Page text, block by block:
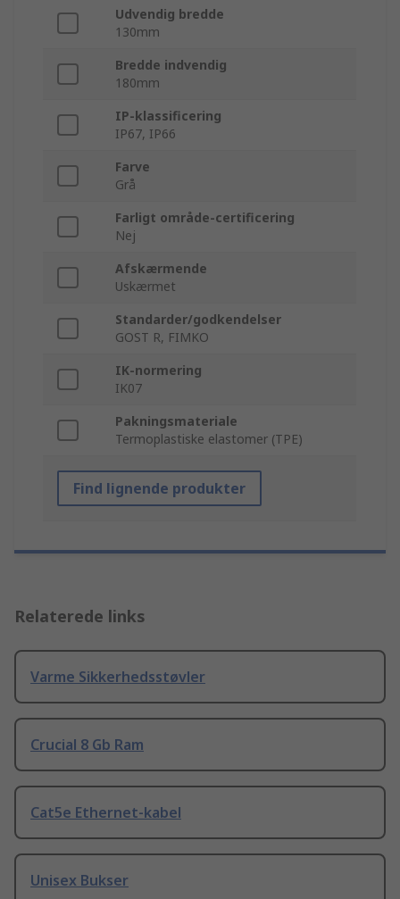
Udvendig bredde
130mm
Bredde indvendig
180mm
IP-klassificering
IP67, IP66
Farve
Grå
Farligt område-certificering
Nej
Afskærmende
Uskærmet
Standarder/godkendelser
GOST R, FIMKO
IK-normering
IK07
Pakningsmateriale
Termoplastiske elastomer (TPE)
Find lignende produkter
Relaterede links
Varme Sikkerhedsstøvler
Crucial 8 Gb Ram
Cat5e Ethernet-kabel
Unisex Bukser